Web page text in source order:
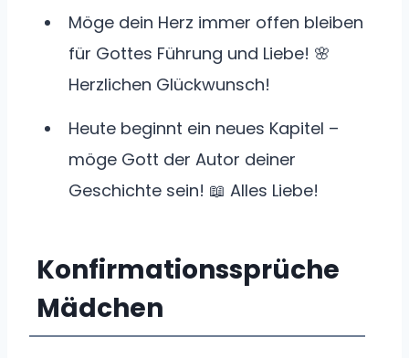
Möge dein Herz immer offen bleiben
für Gottes Führung und Liebe! 🌸
Herzlichen Glückwunsch!
Heute beginnt ein neues Kapitel –
möge Gott der Autor deiner
Geschichte sein! 📖 Alles Liebe!
Konfirmationssprüche
Mädchen